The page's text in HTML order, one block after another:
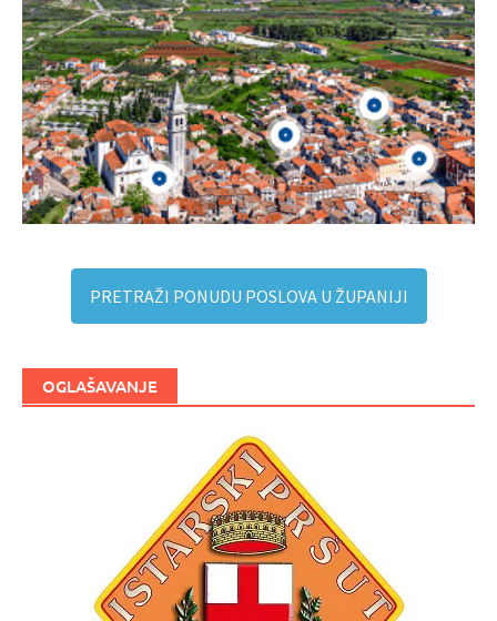
PRETRAŽI PONUDU POSLOVA U ŽUPANIJI
OGLAŠAVANJE